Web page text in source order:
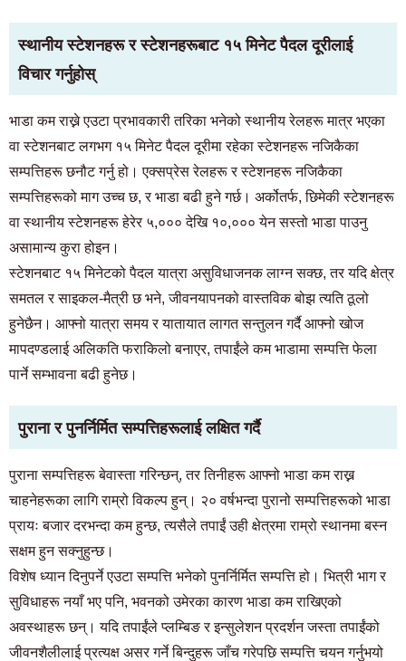
स्थानीय स्टेशनहरू र स्टेशनहरूबाट १५ मिनेट पैदल दूरीलाई
विचार गर्नुहोस्
भाडा कम राख्ने एउटा प्रभावकारी तरिका भनेको स्थानीय रेलहरू मात्र भएका
वा स्टेशनबाट लगभग १५ मिनेट पैदल दूरीमा रहेका स्टेशनहरू नजिकैका
सम्पत्तिहरू छनौट गर्नु हो। एक्सप्रेस रेलहरू र स्टेशनहरू नजिकैका
सम्पत्तिहरूको माग उच्च छ, र भाडा बढी हुने गर्छ। अर्कोतर्फ, छिमेकी स्टेशनहरू
वा स्थानीय स्टेशनहरू हेरेर ५,००० देखि १०,००० येन सस्तो भाडा पाउनु
असामान्य कुरा होइन।
स्टेशनबाट १५ मिनेटको पैदल यात्रा असुविधाजनक लाग्न सक्छ, तर यदि क्षेत्र
समतल र साइकल-मैत्री छ भने, जीवनयापनको वास्तविक बोझ त्यति ठूलो
हुनेछैन। आफ्नो यात्रा समय र यातायात लागत सन्तुलन गर्दै आफ्नो खोज
मापदण्डलाई अलिकति फराकिलो बनाएर, तपाईंले कम भाडामा सम्पत्ति फेला
पार्ने सम्भावना बढी हुनेछ।
पुराना र पुनर्निर्मित सम्पत्तिहरूलाई लक्षित गर्दै
पुराना सम्पत्तिहरू बेवास्ता गरिन्छन्, तर तिनीहरू आफ्नो भाडा कम राख्न
चाहनेहरूका लागि राम्रो विकल्प हुन्। २० वर्षभन्दा पुरानो सम्पत्तिहरूको भाडा
प्रायः बजार दरभन्दा कम हुन्छ, त्यसैले तपाईं उही क्षेत्रमा राम्रो स्थानमा बस्न
सक्षम हुन सक्नुहुन्छ।
विशेष ध्यान दिनुपर्ने एउटा सम्पत्ति भनेको पुनर्निर्मित सम्पत्ति हो। भित्री भाग र
सुविधाहरू नयाँ भए पनि, भवनको उमेरका कारण भाडा कम राखिएको
अवस्थाहरू छन्। यदि तपाईंले प्लम्बिङ र इन्सुलेशन प्रदर्शन जस्ता तपाईंको
जीवनशैलीलाई प्रत्यक्ष असर गर्ने बिन्दुहरू जाँच गरेपछि सम्पत्ति चयन गर्नुभयो